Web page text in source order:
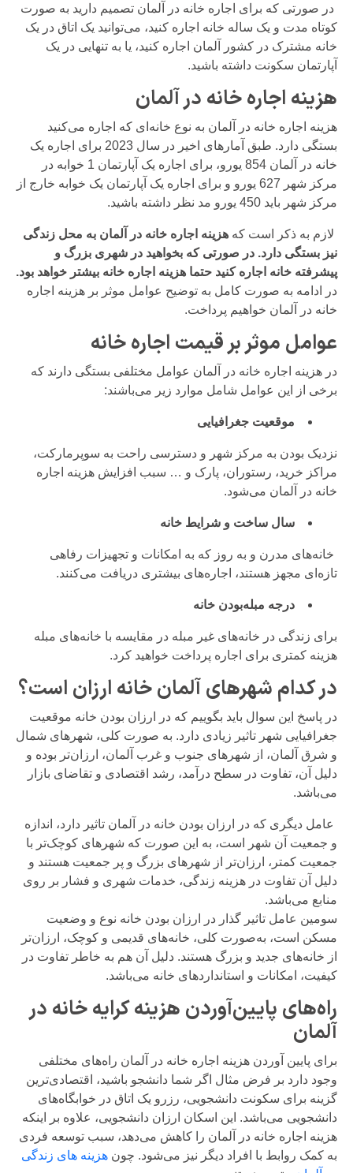
در صورتی که برای اجاره خانه در آلمان تصمیم دارید به صورت
کوتاه مدت و یک ساله خانه اجاره کنید، می‌توانید یک اتاق در یک
خانه مشترک در کشور آلمان اجاره کنید، یا به تنهایی در یک
آپارتمان سکونت داشته باشید.
هزینه اجاره خانه در آلمان
هزینه اجاره خانه در آلمان به نوع خانه‌ای که اجاره می‌کنید
بستگی دارد. طبق آمارهای اخیر در سال 2023 برای اجاره یک
خانه در آلمان 854 یورو، برای اجاره یک آپارتمان 1 خوابه در
مرکز شهر 627 یورو و برای اجاره یک آپارتمان یک خوابه خارج از
مرکز شهر باید 450 یورو مد نظر داشته باشید.
لازم به ذکر است کههزینه اجاره خانه در آلمان به محل زندگی
نیز بستگی دارد. در صورتی که بخواهید در شهری بزرگ و
پیشرفته خانه اجاره کنید حتما هزینه اجاره‌ خانه بیشتر خواهد بود.
در ادامه به صورت کامل به توضیح عوامل موثر بر هزینه اجاره
خانه در آلمان خواهیم پرداخت.
عوامل موثر بر قیمت اجاره خانه
در هزینه اجاره خانه در آلمان عوامل مختلفی بستگی دارند که
برخی از این عوامل شامل موارد زیر می‌باشند:
موقعیت جغرافیایی
نزدیک بودن به مرکز شهر و دسترسی راحت به سوپرمارکت،
مراکز خرید، رستوران، پارک و … سبب افزایش هزینه اجاره
خانه در آلمان می‌شود.
سال ساخت و شرایط خانه
خانه‌های مدرن و به روز که به امکانات و تجهیزات رفاهی
تازه‌ای مجهز هستند، اجاره‌های بیشتری دریافت می‌کنند.
درجه مبله‌بودن خانه
برای زندگی در خانه‌های غیر مبله در مقایسه با خانه‌های مبله
هزینه کمتری برای اجاره پرداخت خواهید کرد.
در کدام شهرهای آلمان خانه ارزان است؟
در پاسخ این سوال باید بگوییم که در ارزان بودن خانه موقعیت
جغرافیایی شهر تاثیر زیادی دارد. به صورت کلی، شهرهای شمال
و شرق آلمان، از شهرهای جنوب و غرب آلمان، ارزان‌تر بوده و
دلیل آن، تفاوت در سطح درآمد، رشد اقتصادی و تقاضای بازار
می‌باشد.
عامل دیگری که در ارزان بودن خانه در آلمان تاثیر دارد، اندازه
و جمعیت آن شهر است، به این صورت که شهرهای کوچک‌تر با
جمعیت کمتر، ارزان‌تر از شهرهای بزرگ و پر جمعیت هستند و
دلیل آن تفاوت در هزینه زندگی، خدمات شهری و فشار بر روی
منابع می‌باشد.
سومین عامل تاثیر گذار در ارزان بودن خانه نوع و وضعیت
مسکن است، به‌صورت کلی، خانه‌های قدیمی و کوچک، ارزان‌تر
از خانه‌های جدید و بزرگ هستند. دلیل آن هم به خاطر تفاوت در
کیفیت، امکانات و استانداردهای خانه می‌باشد.
راه‌های پایین‌آوردن هزینه کرایه خانه در
آلمان
برای پایین آوردن هزینه اجاره خانه در آلمان راه‌های مختلفی
وجود دارد بر فرض مثال اگر شما دانشجو باشید، اقتصادی‌ترین
گزینه برای سکونت دانشجویی، رزرو یک اتاق در خوابگاه‌های
دانشجویی می‌باشد. این اسکان ارزان دانشجویی، علاوه بر اینکه
هزینه اجاره خانه در آلمان را کاهش می‌دهد، سبب توسعه فردی
به کمک روابط با افراد دیگر نیز می‌شود. چونهزینه های زندگی